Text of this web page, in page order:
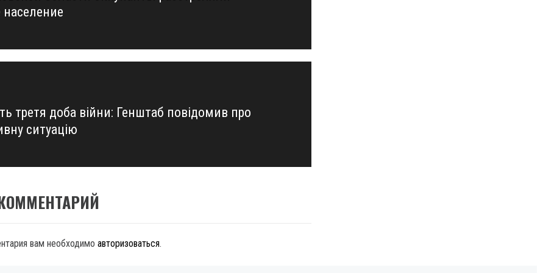
третя доба війни: Генштаб повідомив про
ситуацію
вам необходимо авторизоваться.